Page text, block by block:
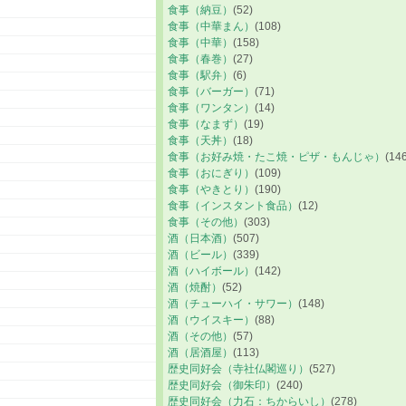
食事（納豆） (52)
食事（中華まん） (108)
食事（中華） (158)
食事（春巻） (27)
食事（駅弁） (6)
食事（バーガー） (71)
食事（ワンタン） (14)
食事（なまず） (19)
食事（天丼） (18)
食事（お好み焼・たこ焼・ピザ・もんじゃ）
食事（おにぎり） (109)
食事（やきとり） (190)
食事（インスタント食品） (12)
食事（その他） (303)
酒（日本酒） (507)
酒（ビール） (339)
酒（ハイボール） (142)
酒（焼酎） (52)
酒（チューハイ・サワー） (148)
酒（ウイスキー） (88)
酒（その他） (57)
酒（居酒屋） (113)
歴史同好会（寺社仏閣巡り） (527)
歴史同好会（御朱印） (240)
歴史同好会（力石：ちからいし） (278)